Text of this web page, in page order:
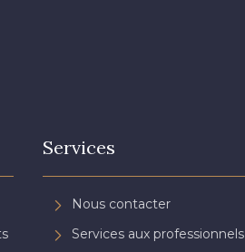
Services
Nous contacter
Services aux professionnels